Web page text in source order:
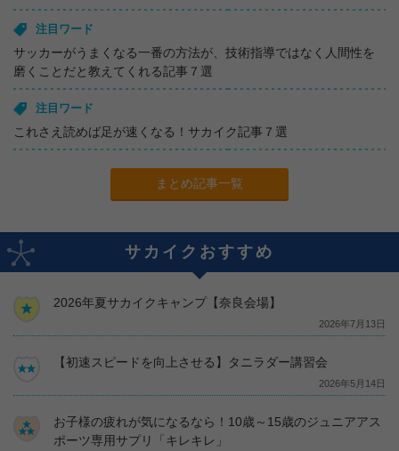
注目ワード
サッカーがうまくなる一番の方法が、技術指導ではなく人間性を
磨くことだと教えてくれる記事７選
注目ワード
これさえ読めば足が速くなる！サカイク記事７選
まとめ記事一覧
サカイクおすすめ
2026年夏サカイクキャンプ【奈良会場】
2026年7月13日
【初速スピードを向上させる】タニラダー講習会
2026年5月14日
お子様の疲れが気になるなら！10歳～15歳のジュニアアス
ポーツ専用サプリ「キレキレ」